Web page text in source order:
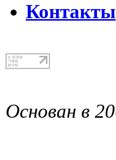
Контакты
Основан в